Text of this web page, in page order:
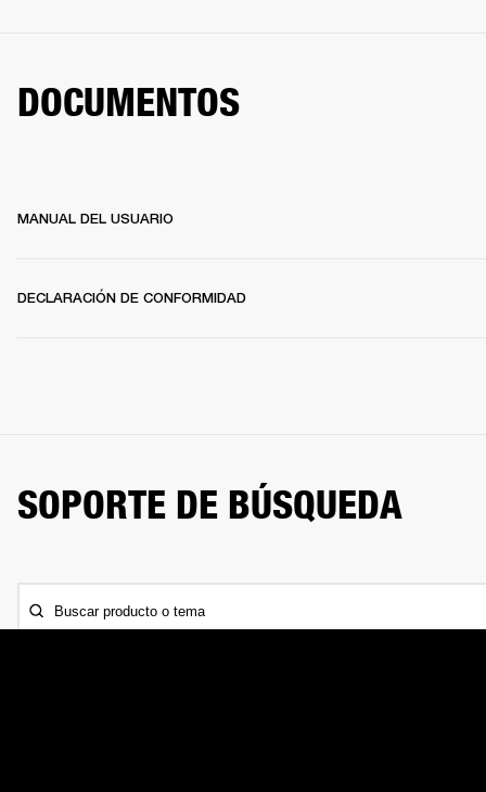
DOCUMENTOS
MANUAL DEL USUARIO
DECLARACIÓN DE CONFORMIDAD
SOPORTE DE BÚSQUEDA
Buscar producto o tema